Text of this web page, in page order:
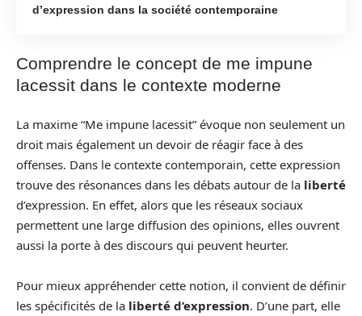
d’expression dans la société contemporaine
Comprendre le concept de me impune
lacessit dans le contexte moderne
La maxime “Me impune lacessit” évoque non seulement un
droit mais également un devoir de réagir face à des
offenses. Dans le contexte contemporain, cette expression
trouve des résonances dans les débats autour de la liberté
d’expression. En effet, alors que les réseaux sociaux
permettent une large diffusion des opinions, elles ouvrent
aussi la porte à des discours qui peuvent heurter.
Pour mieux appréhender cette notion, il convient de définir
les spécificités de la liberté d’expression. D’une part, elle